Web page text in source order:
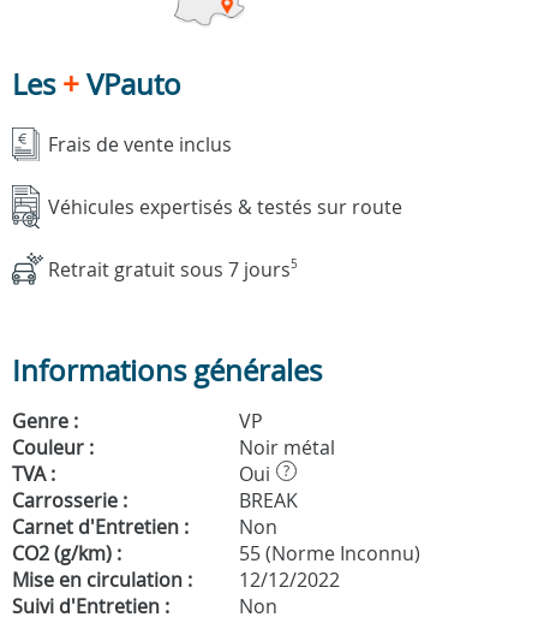
Les+VPauto
Frais de vente inclus
Véhicules expertisés & testés sur route
Retrait gratuit sous 7 jours5
Informations générales
Genre :
VP
Couleur :
Noir métal
TVA :
Oui ?
Carrosserie :
BREAK
Carnet d'Entretien :
Non
CO2 (g/km) :
55 (Norme Inconnu)
Mise en circulation :
12/12/2022
Suivi d'Entretien :
Non